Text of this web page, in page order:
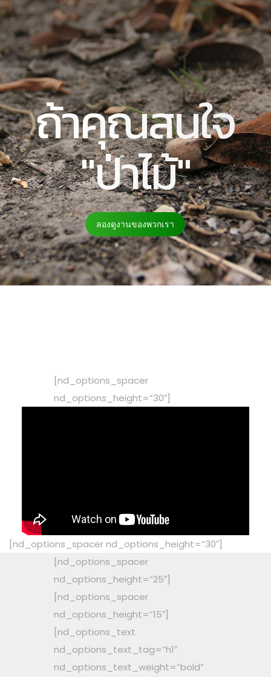
ถ้าคุณสนใจ
"ป่าไม้"
ลองดูงานของพวกเรา
[nd_options_spacer
nd_options_height=”30″]
[nd_options_spacer nd_options_height=”30″]
[nd_options_spacer
nd_options_height=”25″]
[nd_options_spacer
nd_options_height=”15″]
[nd_options_text
nd_options_text_tag=”h1″
nd_options_text_weight=”bold”